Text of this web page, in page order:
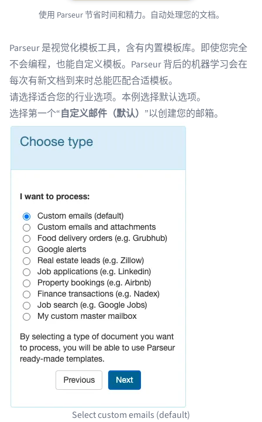
使用 Parseur 节省时间和精力。自动处理您的文档。
Parseur 是视觉化模板工具，含有内置模板库。即使您完全
不会编程，也能自定义模板。Parseur 背后的机器学习会在
每次有新文档到来时总能匹配合适模板。
请选择适合您的行业选项。本例选择默认选项。
选择第一个“自定义邮件（默认） ”以创建您的邮箱。
Select custom emails (default)